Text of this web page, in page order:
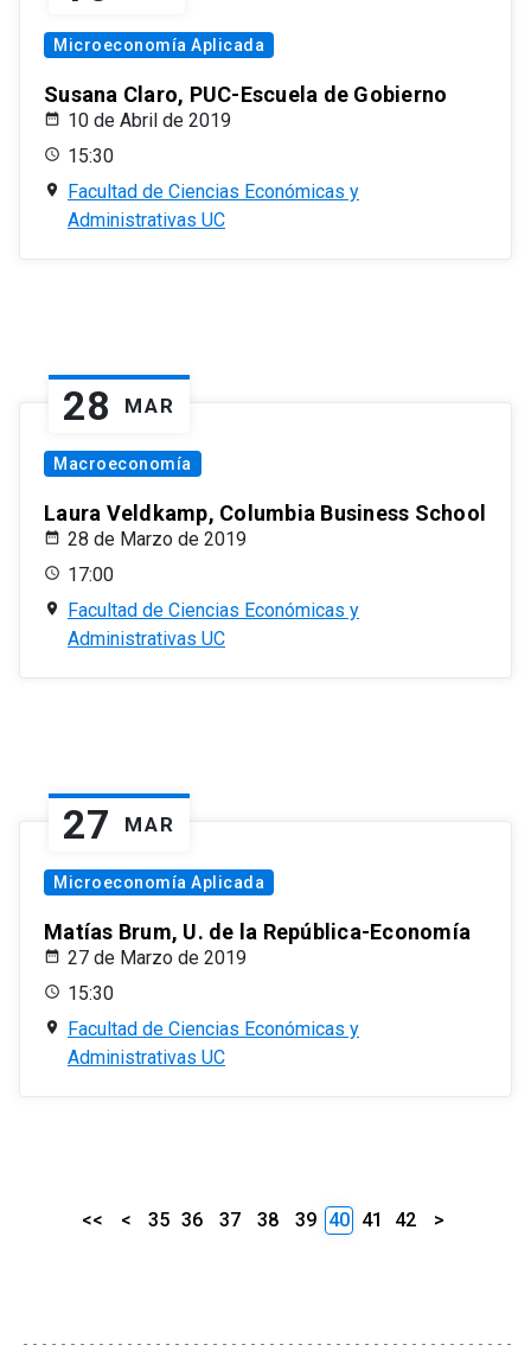
Microeconomía Aplicada
Susana Claro, PUC-Escuela de Gobierno
10 de Abril de 2019
15:30
Facultad de Ciencias Económicas y
Administrativas UC
28 MAR
Macroeconomía
Laura Veldkamp, Columbia Business School
28 de Marzo de 2019
17:00
Facultad de Ciencias Económicas y
Administrativas UC
27 MAR
Microeconomía Aplicada
Matías Brum, U. de la República-Economía
27 de Marzo de 2019
15:30
Facultad de Ciencias Económicas y
Administrativas UC
<< < 35 36 37 38 39 40 41 42 >